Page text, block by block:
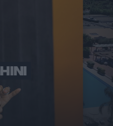
ITALIA
TANKA VILLAGE